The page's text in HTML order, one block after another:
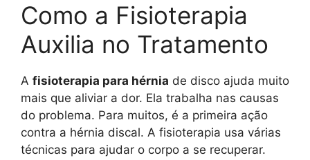
Como a Fisioterapia
Auxilia no Tratamento
A fisioterapia para hérnia de disco ajuda muito
mais que aliviar a dor. Ela trabalha nas causas
do problema. Para muitos, é a primeira ação
contra a hérnia discal. A fisioterapia usa várias
técnicas para ajudar o corpo a se recuperar.